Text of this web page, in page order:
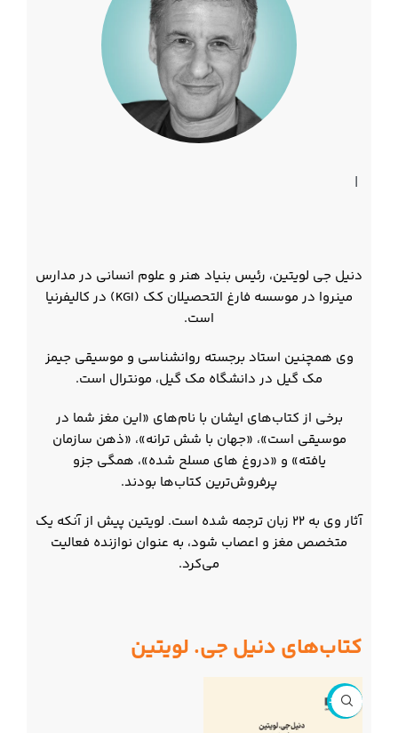
|
دنیل جی لویتین، رئیس بنیاد هنر و علوم انسانی در مدارس
مینروا در موسسه فارغ التحصیلان کک (KGI) در کالیفرنیا
است.
وی همچنین استاد برجسته روانشناسی و موسیقی جیمز
مک گیل در دانشگاه مک گیل، مونترال است.
برخی از کتاب‌های ایشان با نام‌‌های «این مغز شما در
موسیقی است»، «جهان با شش ترانه»، «ذهن سازمان
یافته» و «دروغ های مسلح شده»، همگی جزو
پرفروش‌ترین کتاب‌ها بودند.
آثار وی به ۲۲ زبان ترجمه شده است. لویتین پیش از آنکه یک
متخصص مغز و اعصاب شود، به عنوان نوازنده فعالیت
می‌کرد.
کتاب‌های دنیل جی. لویتین
ناموجود